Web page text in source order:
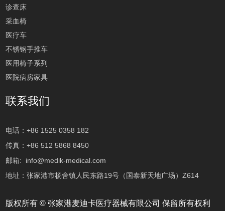
诊查床
采血椅
医疗车
不锈钢手推车
医用椅子系列
医院病房家具
联系我们
电话：+86 1525 0358 182
传真：+86 512 5868 8450
邮箱: info@medik-medical.com
地址：张家港市杨舍镇人民东路19号（国泰新天地广场）Z614
版权所有 © 张家港麦迪卡医疗器械有限公司 保留所有权利